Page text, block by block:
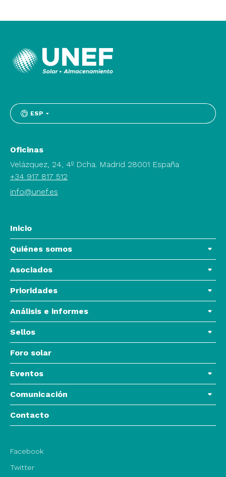
ESP
Oficinas
Velázquez, 24, 4º Dcha. Madrid 28001 España
+34 917 817 512
info@unef.es
Inicio
Quiénes somos
Asociados
Prioridades
Análisis e informes
Sellos
Foro solar
Eventos
Comunicación
Contacto
Facebook
Twitter